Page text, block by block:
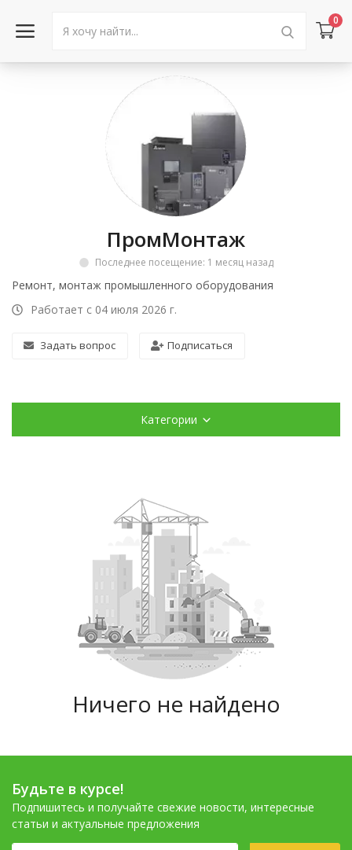
0
Объявления
Контакты
Город: Колумбус
ПромМонтаж
Последнее посещение: 1 месяц назад
Ремонт, монтаж промышленного оборудования
Работает с 04 июля 2026 г.
Задать вопрос Подписаться
Категории
Ничего не найдено
Будьте в курсе!
Подпишитесь и получайте свежие новости, интересные
статьи и актуальные предложения